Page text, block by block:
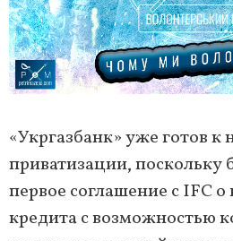
«Укргазбанк» уже готов к
приватизации, поскольку
первое соглашение с IFC
кредита с возможностью